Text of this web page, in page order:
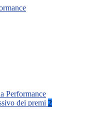
Performance
dei premi 2